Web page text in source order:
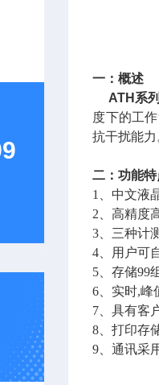
一：概述
ATH系列
度下的工
抗干扰能力
二：功能特
1、中文液
2、高精度
3、三种计
4、用户可
5、存储99
6、实时,峰
7、具有客
8、打印存
9、通讯采